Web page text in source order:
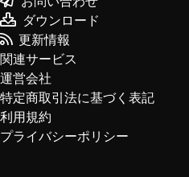
ダウンロード
更新情報
関連サービス
運営会社
特定商取引法に基づく表記
利用規約
プライバシーポリシー